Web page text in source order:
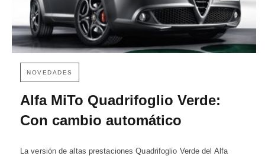
NOVEDADES
Alfa MiTo Quadrifoglio Verde:
Con cambio automático
La versión de altas prestaciones Quadrifoglio Verde del Alfa